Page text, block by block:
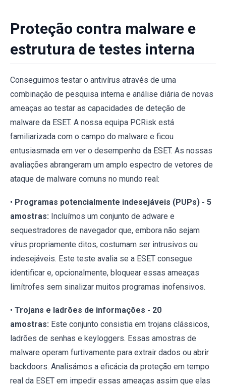
Proteção contra malware e
estrutura de testes interna
Conseguimos testar o antivírus através de uma
combinação de pesquisa interna e análise diária de novas
ameaças ao testar as capacidades de deteção de
malware da ESET. A nossa equipa PCRisk está
familiarizada com o campo do malware e ficou
entusiasmada em ver o desempenho da ESET. As nossas
avaliações abrangeram um amplo espectro de vetores de
ataque de malware comuns no mundo real:
• Programas potencialmente indesejáveis (PUPs) - 5
amostras: Incluímos um conjunto de adware e
sequestradores de navegador que, embora não sejam
vírus propriamente ditos, costumam ser intrusivos ou
indesejáveis. Este teste avalia se a ESET consegue
identificar e, opcionalmente, bloquear essas ameaças
limítrofes sem sinalizar muitos programas inofensivos.
• Trojans e ladrões de informações - 20
amostras: Este conjunto consistia em trojans clássicos,
ladrões de senhas e keyloggers. Essas amostras de
malware operam furtivamente para extrair dados ou abrir
backdoors. Analisámos a eficácia da proteção em tempo
real da ESET em impedir essas ameaças assim que elas